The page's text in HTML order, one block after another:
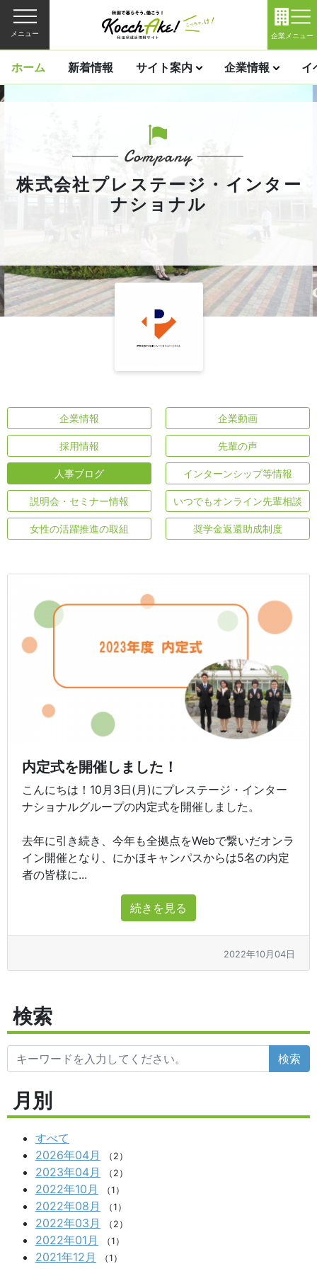
メニュー 企業メニュー
ホーム 新着情報 サイト案内 企業情報 イ
株式会社プレステージ・インター
ナショナル
企業情報 企業動画
採用情報 先輩の声
人事ブログ インターンシップ等情報
説明会・セミナー情報 いつでもオンライン先輩相談
女性の活躍推進の取組 奨学金返還助成制度
内定式を開催しました！
こんにちは！10月3日(月)にプレステージ・インター
ナショナルグループの内定式を開催しました。
去年に引き続き、今年も全拠点をWebで繋いだオンラ
イン開催となり、にかほキャンパスからは5名の内定
者の皆様に...
続きを見る
2022年10月04日
検索
検索
月別
すべて
2026年04月
（2）
2023年04月 （2）
2022年10月 （1）
2022年08月 （1）
2022年03月 （2）
2022年01月 （1）
2021年12月 （1）